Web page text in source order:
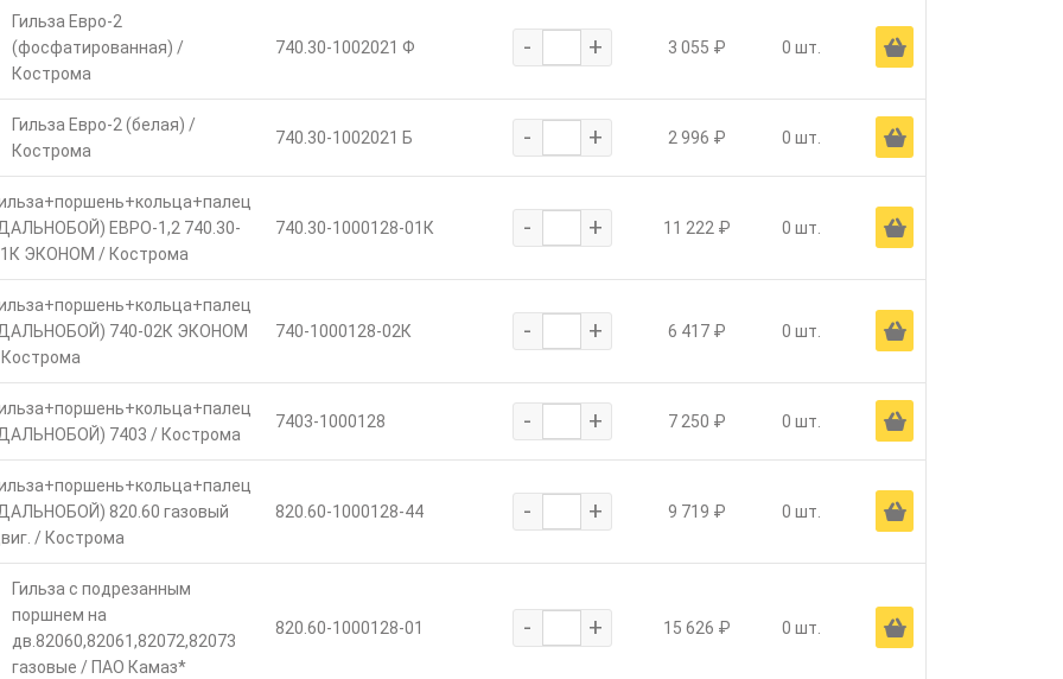
Гильза Евро-2
(фосфатированная) /
Кострома
740.30-1002021 Ф - + 3 055 ₽ 0 шт. Ä
Гильза Евро-2 (белая) /
Кострома
740.30-1002021 Б - + 2 996 ₽ 0 шт. Ä
ЕВРО-1,2 740.30-
ЭКОНОМ / Кострома
740.30-1000128-01К - + 11 222 ₽ 0 шт. Ä
740-02К ЭКОНОМ
740-1000128-02К - + 6 417 ₽ 0 шт. Ä
7403 / Кострома
7403-1000128 - + 7 250 ₽ 0 шт. Ä
820.60 газовый
/ Кострома
820.60-1000128-44 - + 9 719 ₽ 0 шт. Ä
Гильза с подрезанным
поршнем на
дв.82060,82061,82072,82073
газовые / ПАО Камаз*
820.60-1000128-01 - + 15 626 ₽ 0 шт. Ä